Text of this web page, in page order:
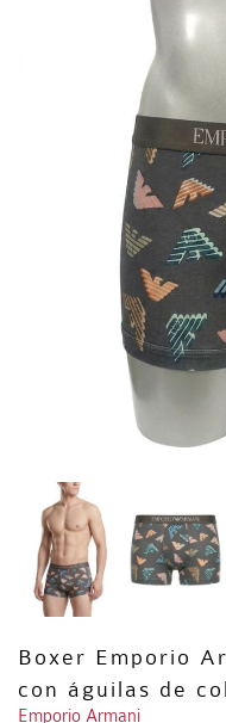
Boxer Emporio
con águilas de
Emporio Armani